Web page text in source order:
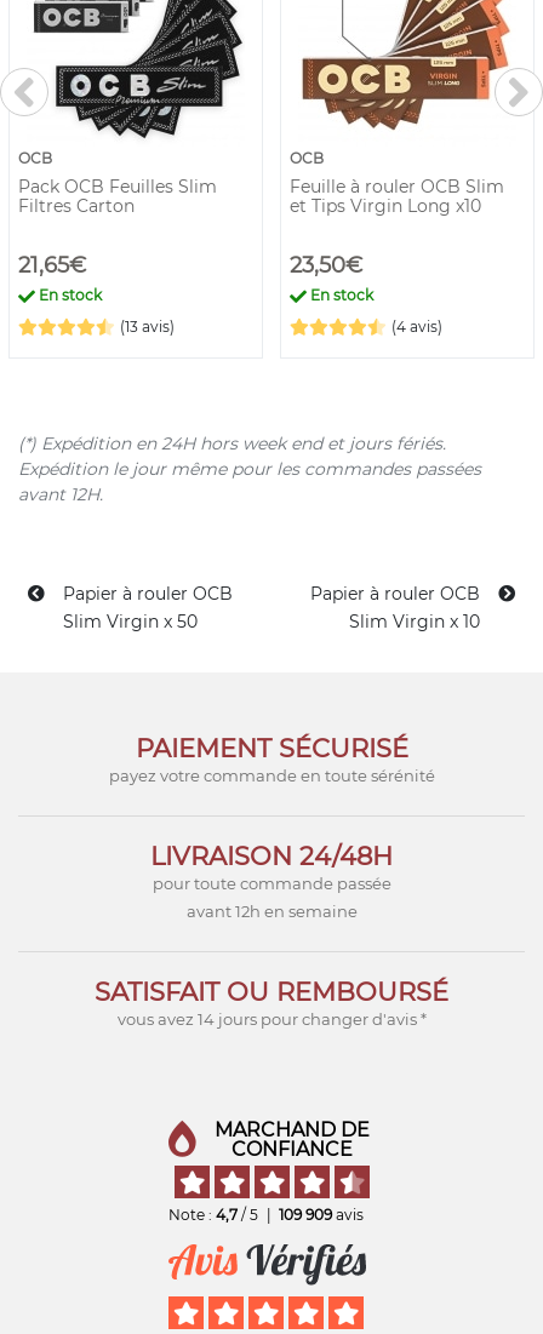
OCB
Pack OCB Feuilles Slim
Filtres Carton
21,65€
En stock
(13 avis)
OCB
Feuille à rouler OCB Slim
et Tips Virgin Long x10
23,50€
En stock
(4 avis)
(*) Expédition en 24H hors week end et jours fériés.
Expédition le jour même pour les commandes passées
avant 12H.
Papier à rouler OCB
Slim Virgin x 50
Papier à rouler OCB
Slim Virgin x 10
PAIEMENT SÉCURISÉ
payez votre commande en toute sérénité
LIVRAISON 24/48H
pour toute commande passée
avant 12h en semaine
SATISFAIT OU REMBOURSÉ
vous avez 14 jours pour changer d'avis *
MARCHAND DE
CONFIANCE
Note : 4,7 / 5 109 909avis